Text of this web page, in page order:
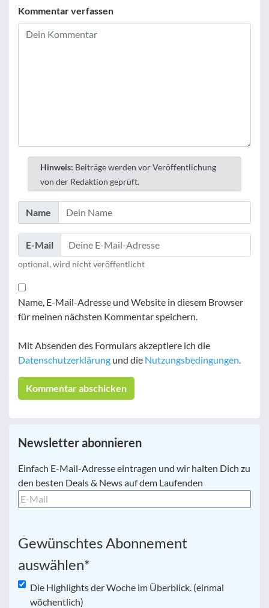
Kommentar verfassen
Hinweis: Beiträge werden vor Veröffentlichung
von der Redaktion geprüft.
Name
E-Mail
optional, wird nicht veröffentlicht
Name, E-Mail-Adresse und Website in diesem Browser
für meinen nächsten Kommentar speichern.
Mit Absenden des Formulars akzeptiere ich die
Datenschutzerklärung und die Nutzungsbedingungen.
Newsletter abonnieren
E-
Mail *
Einfach E-Mail-Adresse eintragen und wir halten Dich zu
den besten Deals & News auf dem Laufenden
Gewünschtes Abonnement
auswählen*
Die Highlights der Woche im Überblick. (einmal
wöchentlich)